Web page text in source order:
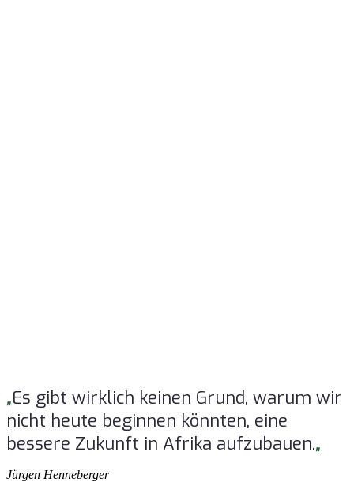
„Es gibt wirklich keinen Grund, warum wir
nicht heute beginnen könnten, eine
bessere Zukunft in Afrika aufzubauen.„
Jürgen Henneberger